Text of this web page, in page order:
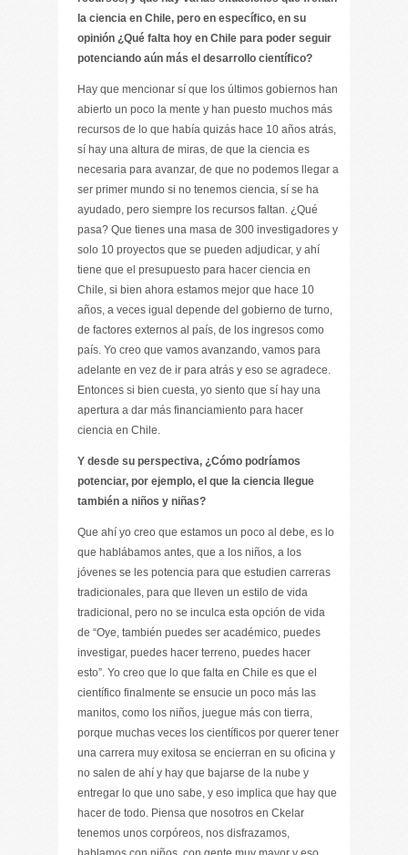
la ciencia en Chile, pero en específico, en su
opinión ¿Qué falta hoy en Chile para poder seguir
potenciando aún más el desarrollo científico?
Hay que mencionar sí que los últimos gobiernos han
abierto un poco la mente y han puesto muchos más
recursos de lo que había quizás hace 10 años atrás,
sí hay una altura de miras, de que la ciencia es
necesaria para avanzar, de que no podemos llegar a
ser primer mundo si no tenemos ciencia, sí se ha
ayudado, pero siempre los recursos faltan. ¿Qué
pasa? Que tienes una masa de 300 investigadores y
solo 10 proyectos que se pueden adjudicar, y ahí
tiene que el presupuesto para hacer ciencia en
Chile, si bien ahora estamos mejor que hace 10
años, a veces igual depende del gobierno de turno,
de factores externos al país, de los ingresos como
país. Yo creo que vamos avanzando, vamos para
adelante en vez de ir para atrás y eso se agradece.
Entonces si bien cuesta, yo siento que sí hay una
apertura a dar más financiamiento para hacer
ciencia en Chile.
Y desde su perspectiva, ¿Cómo podríamos
potenciar, por ejemplo, el que la ciencia llegue
también a niños y niñas?
Que ahí yo creo que estamos un poco al debe, es lo
que hablábamos antes, que a los niños, a los
jóvenes se les potencia para que estudien carreras
tradicionales, para que lleven un estilo de vida
tradicional, pero no se inculca esta opción de vida
de “Oye, también puedes ser académico, puedes
investigar, puedes hacer terreno, puedes hacer
esto”. Yo creo que lo que falta en Chile es que el
científico finalmente se ensucie un poco más las
manitos, como los niños, juegue más con tierra,
porque muchas veces los científicos por querer tener
una carrera muy exitosa se encierran en su oficina y
no salen de ahí y hay que bajarse de la nube y
entregar lo que uno sabe, y eso implica que hay que
hacer de todo. Piensa que nosotros en Ckelar
tenemos unos corpóreos, nos disfrazamos,